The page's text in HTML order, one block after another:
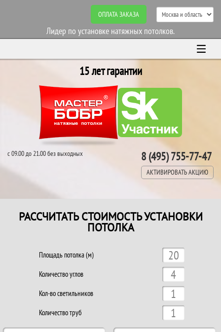
ОПЛАТА ЗАКАЗА
Лидер по установке натяжных потолков.
15 лет гарантии
с 09.00 до 21.00 без выходных 8 (495) 755-77-47
АКТИВИРОВАТЬ АКЦИЮ
РАССЧИТАТЬ СТОИМОСТЬ УСТАНОВКИ
ПОТОЛКА
Площадь потолка (м)
Количество углов
Кол-во светильников
Количество труб